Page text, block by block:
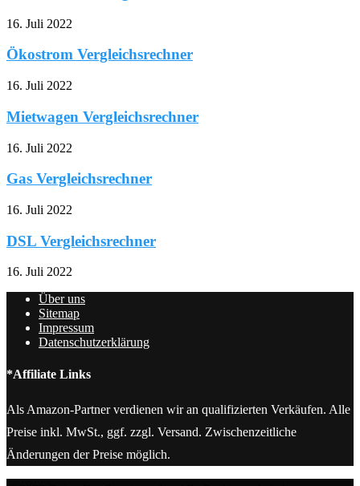
16. Juli 2022
Ökostrom Vergleichsrechner
16. Juli 2022
Mietwagen Vergleichsrechner
16. Juli 2022
Gas Vergleichsrechner
16. Juli 2022
DSL Vergleichsrechner
16. Juli 2022
Über uns
Sitemap
Impressum
Datenschutzerklärung
*Affiliate Links
Als Amazon-Partner verdienen wir an qualifizierten Verkäufen. Alle
Preise inkl. MwSt., ggf. zzgl. Versand. Zwischenzeitliche
Änderungen der Preise möglich.